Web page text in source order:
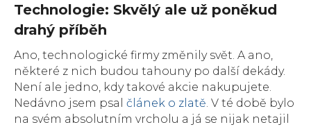
Technologie: Skvělý ale už poněkud
drahý příběh
Ano, technologické firmy změnily svět. A ano,
některé z nich budou tahouny po další dekády.
Není ale jedno, kdy takové akcie nakupujete.
Nedávno jsem psal článek o zlatě . V té době bylo
na svém absolutním vrcholu a já se nijak netajil